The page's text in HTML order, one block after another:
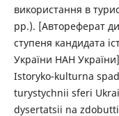
використання в
рр.). [Автореферат
ступеня кандидата
України НАН
Istoryko-kulturna
turystychnii sferi
dysertatsii na